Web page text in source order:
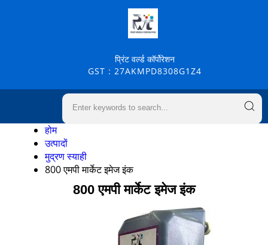
प्रिंट वर्ल्ड कॉर्पोरेशन
GST : 27AKMPD8308G1Z4
होम
उत्पादों
मुद्रण स्याही
800 एमपी मार्केट इमेज इंक
800 एमपी मार्केट इमेज इंक